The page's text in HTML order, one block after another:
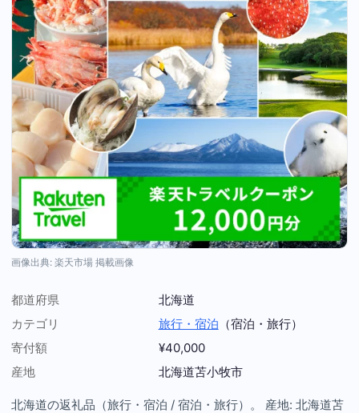
画像出典: 楽天市場 掲載画像
都道府県
北海道
カテゴリ
旅行・宿泊 （宿泊・旅行）
寄付額
¥40,000
産地
北海道苫小牧市
北海道の返礼品（旅行・宿泊 / 宿泊・旅行）。 産地: 北海道苫